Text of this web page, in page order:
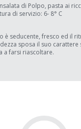
di Polpo, pasta ai
di servizio: 6- 8° C
è seducente, fresco ed il
sposa il suo
a farsi riascoltare.